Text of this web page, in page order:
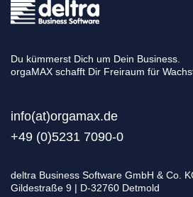
Du kümmerst Dich um Dein Business.
orgaMAX schafft Dir Freiraum für
info(at)orgamax.de
+49 (0)5231 7090-0
deltra Business Software GmbH & Co.
Gildestraße 9 | D-32760 Detmold